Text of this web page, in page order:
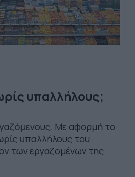
υπαλλήλους;
Με αφορμή το
υπαλλήλους του
των εργαζομένων της